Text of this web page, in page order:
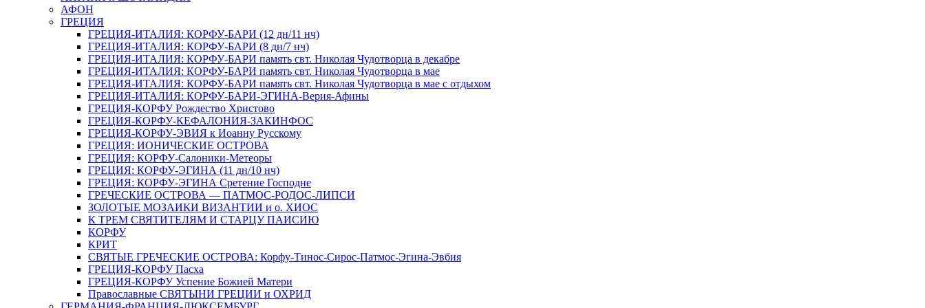
АФОН
ГРЕЦИЯ
ГРЕЦИЯ-ИТАЛИЯ: КОРФУ-БАРИ (12 дн/11 нч)
ГРЕЦИЯ-ИТАЛИЯ: КОРФУ-БАРИ (8 дн/7 нч)
ГРЕЦИЯ-ИТАЛИЯ: КОРФУ-БАРИ память свт. Николая Чудотворца в декабре
ГРЕЦИЯ-ИТАЛИЯ: КОРФУ-БАРИ память свт. Николая Чудотворца в мае
ГРЕЦИЯ-ИТАЛИЯ: КОРФУ-БАРИ память свт. Николая Чудотворца в мае с отдыхом
ГРЕЦИЯ-ИТАЛИЯ: КОРФУ-БАРИ-ЭГИНА-Верия-Афины
ГРЕЦИЯ-КОРФУ Рождество Христово
ГРЕЦИЯ-КОРФУ-КЕФАЛОНИЯ-ЗАКИНФОС
ГРЕЦИЯ-КОРФУ-ЭВИЯ к Иоанну Русскому
ГРЕЦИЯ: ИОНИЧЕСКИЕ ОСТРОВА
ГРЕЦИЯ: КОРФУ-Салоники-Метеоры
ГРЕЦИЯ: КОРФУ-ЭГИНА (11 дн/10 нч)
ГРЕЦИЯ: КОРФУ-ЭГИНА Сретение Господне
ГРЕЧЕСКИЕ ОСТРОВА — ПАТМОС-РОДОС-ЛИПСИ
ЗОЛОТЫЕ МОЗАИКИ ВИЗАНТИИ и о. ХИОС
К ТРЕМ СВЯТИТЕЛЯМ И СТАРЦУ ПАИСИЮ
КОРФУ
КРИТ
СВЯТЫЕ ГРЕЧЕСКИЕ ОСТРОВА: Корфу-Тинос-Сирос-Патмос-Эгина-Эвбия
ГРЕЦИЯ-КОРФУ Пасха
ГРЕЦИЯ-КОРФУ Успение Божией Матери
Православные СВЯТЫНИ ГРЕЦИИ и ОХРИД